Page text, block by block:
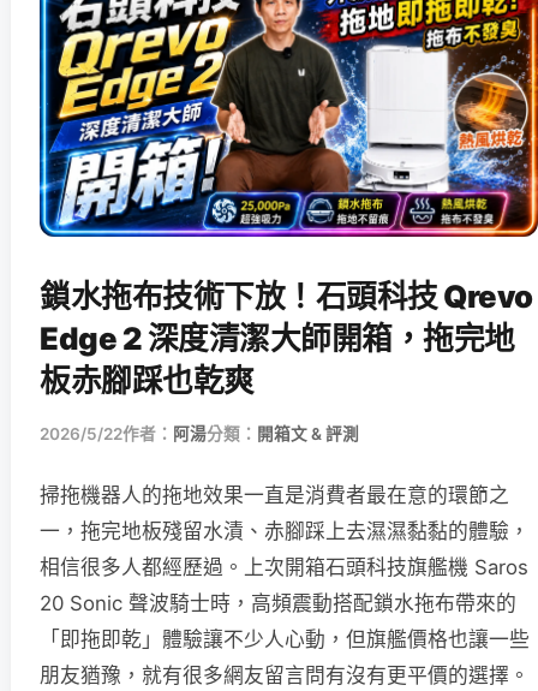
鎖水拖布技術下放！石頭科技 Qrevo
Edge 2 深度清潔大師開箱，拖完地
板赤腳踩也乾爽
2026/5/22作者： 阿湯分類： 開箱文 & 評測
掃拖機器人的拖地效果一直是消費者最在意的環節之
一，拖完地板殘留水漬、赤腳踩上去濕濕黏黏的體驗，
相信很多人都經歷過。上次開箱石頭科技旗艦機 Saros
20 Sonic 聲波騎士時，高頻震動搭配鎖水拖布帶來的
「即拖即乾」體驗讓不少人心動，但旗艦價格也讓一些
朋友猶豫，就有很多網友留言問有沒有更平價的選擇。